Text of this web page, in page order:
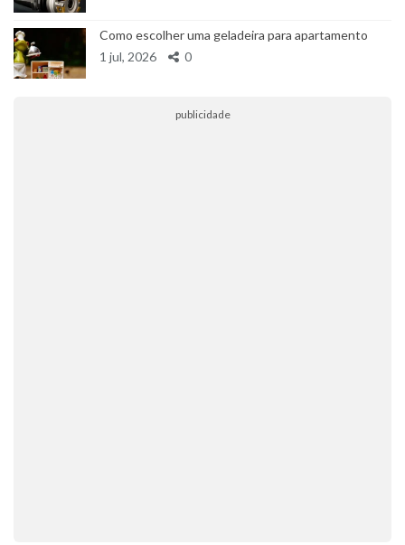
Como escolher uma geladeira para apartamento
1 jul, 2026
0
publicidade